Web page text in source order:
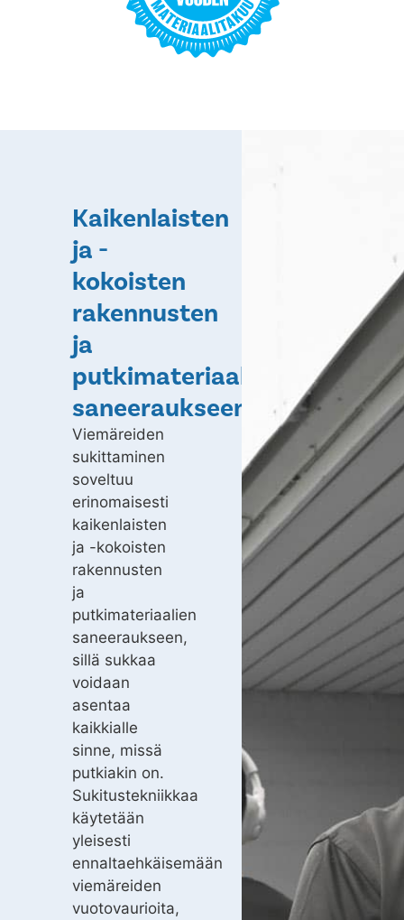
Kaikenlaisten
ja -
kokoisten
rakennusten
ja
putkimateriaalien
saneeraukseen
Viemäreiden
sukittaminen
soveltuu
erinomaisesti
kaikenlaisten
ja -kokoisten
rakennusten
ja
putkimateriaalien
saneeraukseen,
sillä sukkaa
voidaan
asentaa
kaikkialle
sinne, missä
putkiakin on.
Sukitustekniikkaa
käytetään
yleisesti
ennaltaehkäisemään
viemäreiden
vuotovaurioita,